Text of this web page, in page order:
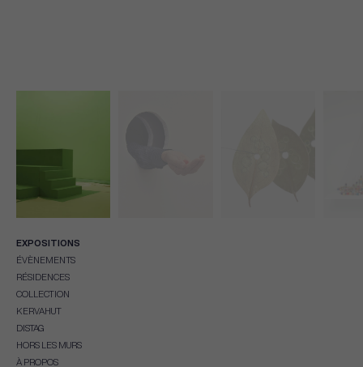
EXPOSITIONS
ÉVÈNEMENTS
RÉSIDENCES
COLLECTION
KERVAHUT
DISTAG
HORS LES MURS
À PROPOS